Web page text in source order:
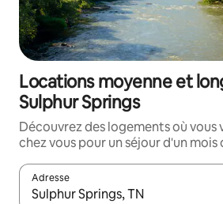
Locations moyenne et
Sulphur Springs
Découvrez des logements où vous
chez vous pour un séjour d'un mois
Adresse
Lorsque les résultats s'affichent,